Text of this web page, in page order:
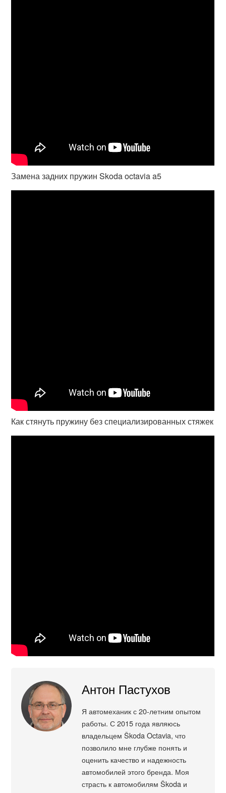
Замена задних пружин Skoda octavia a5
Как стянуть пружину без специализированных стяжек
Антон Пастухов
Я автомеханик с 20-летним опытом
работы. С 2015 года являюсь
владельцем Škoda Octavia, что
позволило мне глубже понять и
оценить качество и надежность
автомобилей этого бренда. Моя
страсть к автомобилям Škoda и